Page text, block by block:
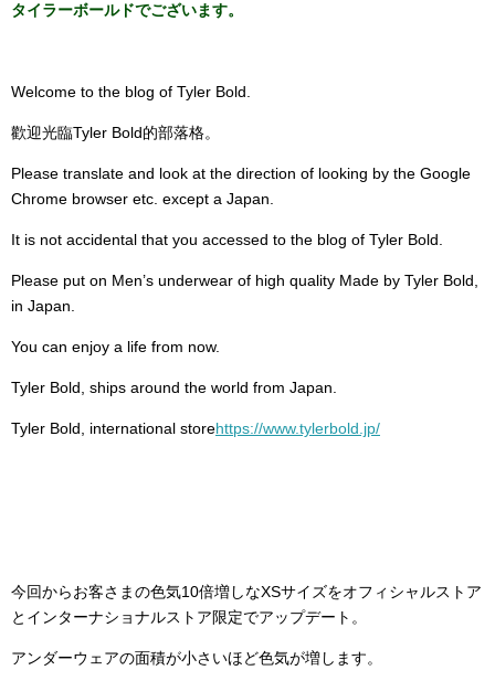
タイラーボールドでございます。
Welcome to the blog of Tyler Bold.
歡迎光臨Tyler Bold的部落格。
Please translate and look at the direction of looking by the Google
Chrome browser etc. except a Japan.
It is not accidental that you accessed to the blog of Tyler Bold.
Please put on Men’s underwear of high quality Made by Tyler Bold,
in Japan.
You can enjoy a life from now.
Tyler Bold, ships around the world from Japan.
Tyler Bold, international storehttps://www.tylerbold.jp/
今回からお客さまの色気10倍増しなXSサイズをオフィシャルストア
とインターナショナルストア限定でアップデート。
アンダーウェアの面積が小さいほど色気が増します。